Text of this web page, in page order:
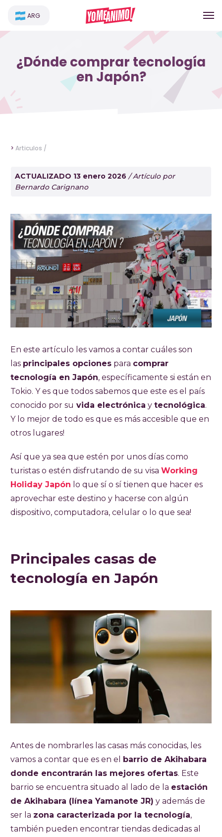
ARG
¿Dónde comprar tecnología
en Japón?
> Articulos /
ACTUALIZADO 13 enero 2026 / Artículo por
Bernardo Carignano
En este artículo les vamos a contar cuáles son
las principales opciones para comprar
tecnología en Japón, específicamente si están en
Tokio. Y es que todos sabemos que este es el país
conocido por su vida electrónica y tecnológica.
Y lo mejor de todo es que es más accesible que en
otros lugares!
Así que ya sea que estén por unos días como
turistas o estén disfrutando de su visa Working
Holiday Japón lo que sí o sí tienen que hacer es
aprovechar este destino y hacerse con algún
dispositivo, computadora, celular o lo que sea!
Principales casas de
tecnología en Japón
Antes de nombrarles las casas más conocidas, les
vamos a contar que es en el barrio de Akihabara
donde encontrarán las mejores ofertas. Este
barrio se encuentra situado al lado de la estación
de Akihabara (línea Yamanote JR) y además de
ser la zona caracterizada por la tecnología,
también pueden encontrar tiendas dedicadas al